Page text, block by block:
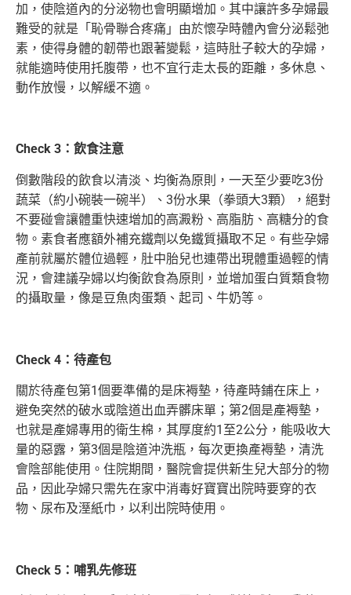
加，使陰道內的分泌物也會明顯增加。其中讓許多孕婦最
難受的就是「恥骨聯合疼痛」由於懷孕時體內會分泌鬆弛
素，使得身體的韌帶也跟著變鬆，這時肚子較大的孕婦，
就能適時使用托腹帶，也不宜行走太長的距離，多休息、
動作放慢，以解緩不適。
Check 3：飲食注意
倒數階段的飲食以清淡、均衡為原則，一天至少要吃3份
蔬菜（約小碗裝一碗半）、3份水果（拳頭大3顆），絕對
不要碰會讓體重快速增加的高澱粉、高脂肪、高糖分的食
物。素食者應額外補充鐵劑以免鐵質攝取不足。有些孕婦
產前就屬於體位過輕，肚中胎兒也連帶出現體重過輕的情
況，會建議孕婦以均衡飲食為原則，並增加蛋白質類食物
的攝取量，像是豆魚肉蛋類、起司、牛奶等。
Check 4：待產包
關於待產包第1個要準備的是床褥墊，待產時鋪在床上，
避免突然的破水或陰道出血弄髒床單；第2個是產褥墊，
也就是產婦專用的衛生棉，其厚度約1至2公分，能吸收大
量的惡露，第3個是陰道沖洗瓶，每次更換產褥墊，清洗
會陰部能使用。住院期間，醫院會提供新生兒大部分的物
品，因此孕婦只需先在家中消毒好寶寶出院時要穿的衣
物、尿布及溼紙巾，以利出院時使用。
Check 5：哺乳先修班